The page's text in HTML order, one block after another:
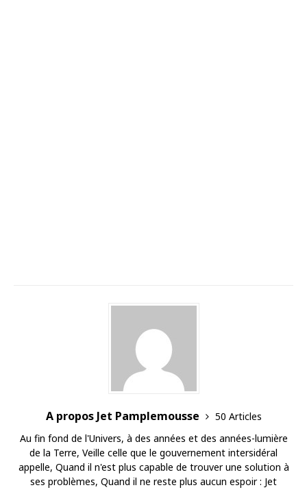
A propos Jet Pamplemousse
50 Articles
Au fin fond de l'Univers, à des années et des années-lumière
de la Terre, Veille celle que le gouvernement intersidéral
appelle, Quand il n'est plus capable de trouver une solution à
ses problèmes, Quand il ne reste plus aucun espoir : Jet